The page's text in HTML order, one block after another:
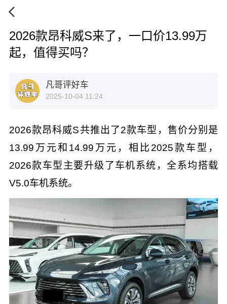
2026款昂科威S来了，一口价13.99万
起，值得买吗？
凡哥评好车
2025-10-04 11:24
2026款昂科威S共推出了2款车型，售价分别是
13.99万元和14.99万元，相比2025款车型，
2026款车型主要升级了车机系统，全系均搭载
V5.0车机系统。